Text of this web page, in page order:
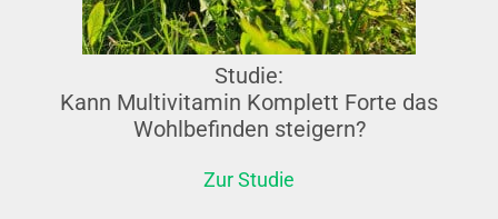
Studie:
Kann Multivitamin Komplett Forte das
Wohlbefinden steigern?
Zur Studie